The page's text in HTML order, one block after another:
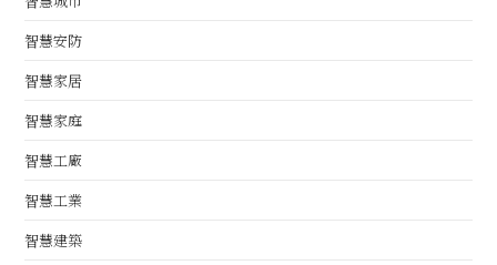
智慧安防
智慧家居
智慧家庭
智慧工廠
智慧工業
智慧建築